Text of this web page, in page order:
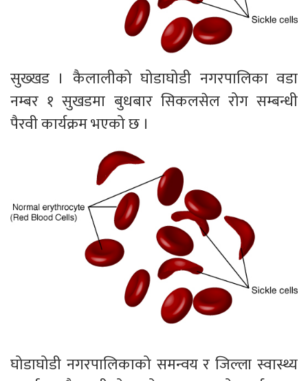
सुख्खड । कैलालीको घोडाघोडी नगरपालिका वडा
नम्बर १ सुखडमा बुधबार सिकलसेल रोग सम्बन्धी
पैरवी कार्यक्रम भएको छ ।
घोडाघोडी नगरपालिकाको समन्वय र जिल्ला स्वास्थ्य